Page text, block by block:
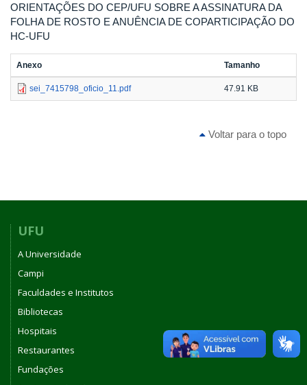
ORIENTAÇÕES DO CEP/UFU SOBRE A ASSINATURA DA
FOLHA DE ROSTO E ANUÊNCIA DE COPARTICIPAÇÃO DO
HC-UFU
Anexo Tamanho
sei_7415798_oficio_11.pdf 47.91 KB
Voltar para o topo
UFU
A Universidade
Campi
Faculdades e Institutos
Bibliotecas
Hospitais
Restaurantes
Fundações